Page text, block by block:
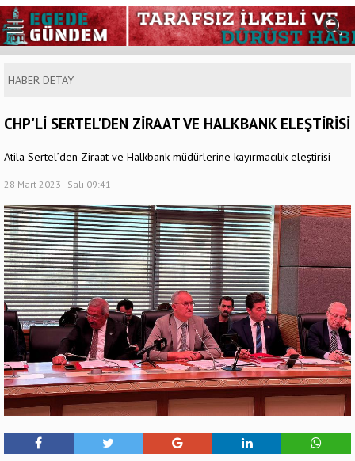
HABER DETAY
CHP'Lİ SERTEL'DEN ZİRAAT VE HALKBANK ELEŞTİRİSİ
Atila Sertel’den Ziraat ve Halkbank müdürlerine kayırmacılık eleştirisi
28 Mart 2023 - Salı 09:41